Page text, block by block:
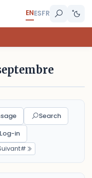
ENESFR
Search
Log-in